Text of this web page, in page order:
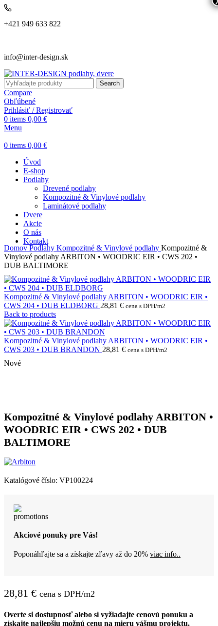
+421 949 633 822
info@inter-design.sk
Search
Compare
Obľúbené
Prihlásiť / Registrovať
0 items 0,00 €
Menu
0 items 0,00 €
Úvod
E-shop
Podlahy
Drevené podlahy
Kompozitné & Vinylové podlahy
Laminátové podlahy
Dvere
Akcie
O nás
Kontakt
Domov Podlahy Kompozitné & Vinylové podlahy Kompozitné &
Vinylové podlahy ARBITON • WOODRIC EIR • CWS 202 •
DUB BALTIMORE
Kompozitné & Vinylové podlahy ARBITON • WOODRIC EIR •
CWS 204 • DUB ELDBORG 28,81 € cena s DPH/m2
Back to products
Kompozitné & Vinylové podlahy ARBITON • WOODRIC EIR •
CWS 203 • DUB BRANDON 28,81 € cena s DPH/m2
Nové
Kompozitné & Vinylové podlahy ARBITON •
WOODRIC EIR • CWS 202 • DUB
BALTIMORE
Katalógové číslo: VP100224
Akciové ponuky pre Vás!
Poponáhľajte sa a získajte zľavy až do 20% viac info..
28,81 € cena s DPH/m2
Overte si dostupnosť alebo si vyžiadajte cenovú ponuku a
získajte najlepšiu možnú cenu na mieru vášmu projektu.